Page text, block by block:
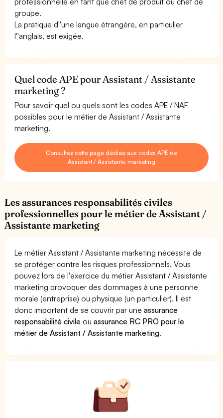
groupe.
La pratique d''une langue étrangère, en particulier
l''anglais, est exigée.
Quel code APE pour Assistant / Assistante
marketing ?
Pour savoir quel ou quels sont les codes APE / NAF
possibles pour le métier de Assistant / Assistante
marketing.
Consultez cette page dédiée aux codes APE de
Assistant / Assistante marketing
Les assurances responsabilités civiles
professionnelles pour le métier de Assistant /
Assistante marketing
Le métier Assistant / Assistante marketing nécessite de
se protéger contre les risques professionnels. Vous
pouvez lors de l'exercice du métier Assistant / Assistante
marketing provoquer des dommages à une personne
morale (entreprise) ou physique (un particulier). Il est
donc important de se couvrir par uneassurance
responsabilité civile ouassurance RC PRO pour le
métier de Assistant / Assistante marketing.